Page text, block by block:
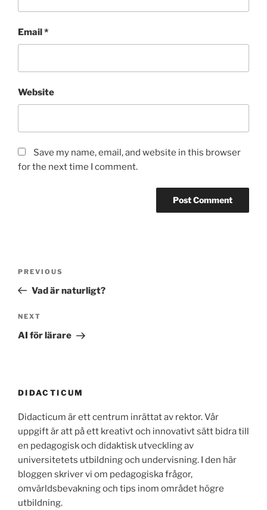
Email*
Website
Save my name, email, and website in this browser
for the next time I comment.
Previous
Post
PREVIOUS
Vad är naturligt?
Next
Post
NEXT
AI för lärare
DIDACTICUM
Didacticum är ett centrum inrättat av rektor. Vår
uppgift är att på ett kreativt och innovativt sätt bidra till
en pedagogisk och didaktisk utveckling av
universitetets utbildning och undervisning. I den här
bloggen skriver vi om pedagogiska frågor,
omvärldsbevakning och tips inom området högre
utbildning.